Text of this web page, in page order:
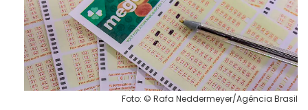
Foto: © Rafa Neddermeyer/Agência Brasil